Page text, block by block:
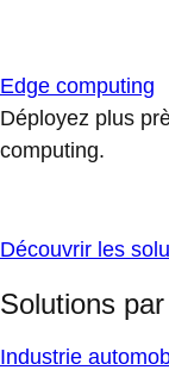
Edge computing
Déployez plus
computing.
Découvrir les
Solutions
Industrie